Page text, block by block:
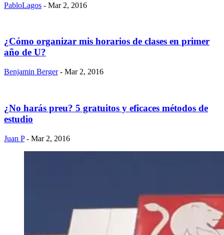
PabloLagos - Mar 2, 2016
¿Cómo organizar mis horarios de clases en primer
año de U?
Benjamin Berger - Mar 2, 2016
¿No harás preu? 5 gratuitos y eficaces métodos de
estudio
Juan P - Mar 2, 2016